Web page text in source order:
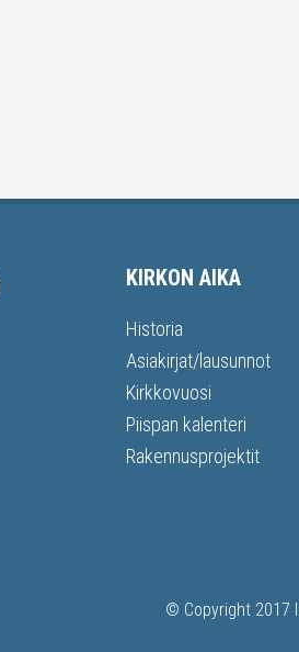
KIRKON AIKA
Historia
Asiakirjat/lausunnot
Kirkkovuosi
Piispan kalenteri
Rakennusprojektit
© Copyright 2017